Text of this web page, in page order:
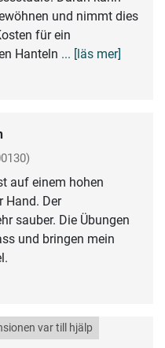
und nimmt dies
für ein
Hanteln ... [läs mer]
auf einem hohen
Hand. Der
sauber. Die Übungen
und bringen mein
var till hjälp